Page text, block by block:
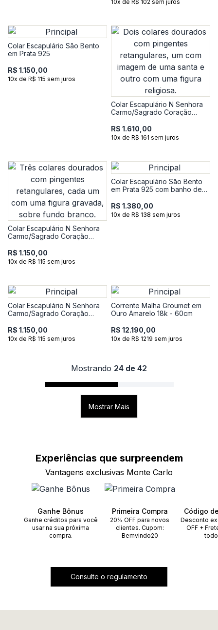
10x de R$ 102 sem juros
Colar Escapulário São Bento
em Prata 925
R$ 1.150,00
10x de R$ 115 sem juros
Colar Escapulário N Senhora
Carmo/Sagrado Coração
Banho de Ouro Amarelo 18k
R$ 1.610,00
10x de R$ 161 sem juros
Colar Escapulário N Senhora
Carmo/Sagrado Coração
banho de Ouro Amarelo 18k
R$ 1.150,00
10x de R$ 115 sem juros
Colar Escapulário São Bento
em Prata 925 com banho de
R$ 1.380,00
10x de R$ 138 sem juros
Colar Escapulário N Senhora
Carmo/Sagrado Coração
R$ 1.150,00
10x de R$ 115 sem juros
Corrente Malha Groumet em
Ouro Amarelo 18k - 60cm
R$ 12.190,00
10x de R$ 1219 sem juros
Mostrando 24 de 42
Mostrar Mais
Experiências que surpreendem
Vantagens exclusivas Monte Carlo
Ganhe Bônus
Ganhe créditos para você
usar na sua próxima
compra.
Primeira Compra
20% OFF para novos
clientes. Cupom:
Bemvindo20
Código
Desconto
OFF +
Consulte o regulamento